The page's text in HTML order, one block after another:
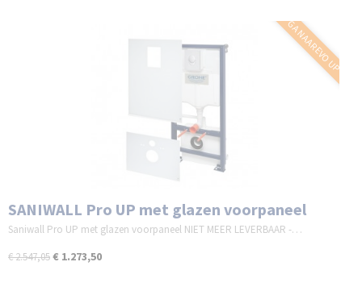
GA NAAR EVO UP
SANIWALL Pro UP met glazen voorpaneel
Saniwall Pro UP met glazen voorpaneel NIET MEER LEVERBAAR -…
€ 2.547,05€ 1.273,50